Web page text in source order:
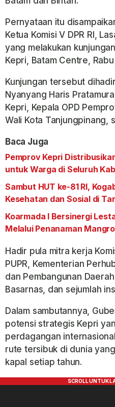
Pernyataan itu
Ketua Komisi V DPR RI,
yang melakukan
Kepri, Batam Centre,
Kunjungan tersebut
Nyanyang Haris
Kepri, Kepala OPD
Wali Kota Tanjungpinang,
Baca Juga
Pemprov Kepri
untuk Warga di Seluruh
Sambut HUT ke-81 RI,
Kesehatan dan Sosial di
Koarmada I Bersinergi
Melalui Penanaman
Hadir pula mitra kerja
PUPR, Kementerian
dan Pembangunan
Basarnas, dan sejumlah
Dalam sambutannya,
potensi strategis Kepri
perdagangan
rute tersibuk di dunia
kapal setiap tahun.